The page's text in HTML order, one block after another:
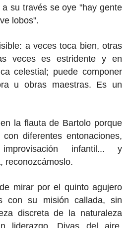
a su través se oye "hay gente
ve lobos".
a veces toca bien, otras
veces es estridente y en
celestial; puede componer
u obras maestras. Es un
la flauta de Bartolo porque
diferentes entonaciones,
infantil... y
reconozcámoslo.
mirar por el quinto agujero
con su misión callada, sin
discreta de la naturaleza
liderazgo. Divas del aire,